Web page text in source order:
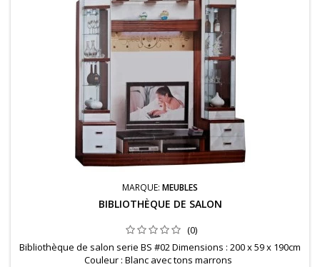
MARQUE: MEUBLES
BIBLIOTHÈQUE DE SALON
(0)
Bibliothèque de salon serie BS #02 Dimensions : 200 x 59 x 190cm
Couleur : Blanc avec tons marrons